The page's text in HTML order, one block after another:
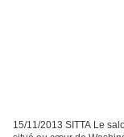
15/11/2013 SITTA Le